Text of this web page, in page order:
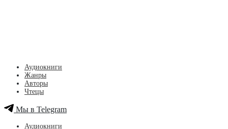
Аудиокниги
Жанры
Авторы
Чтецы
Мы в Telegram
Аудиокниги